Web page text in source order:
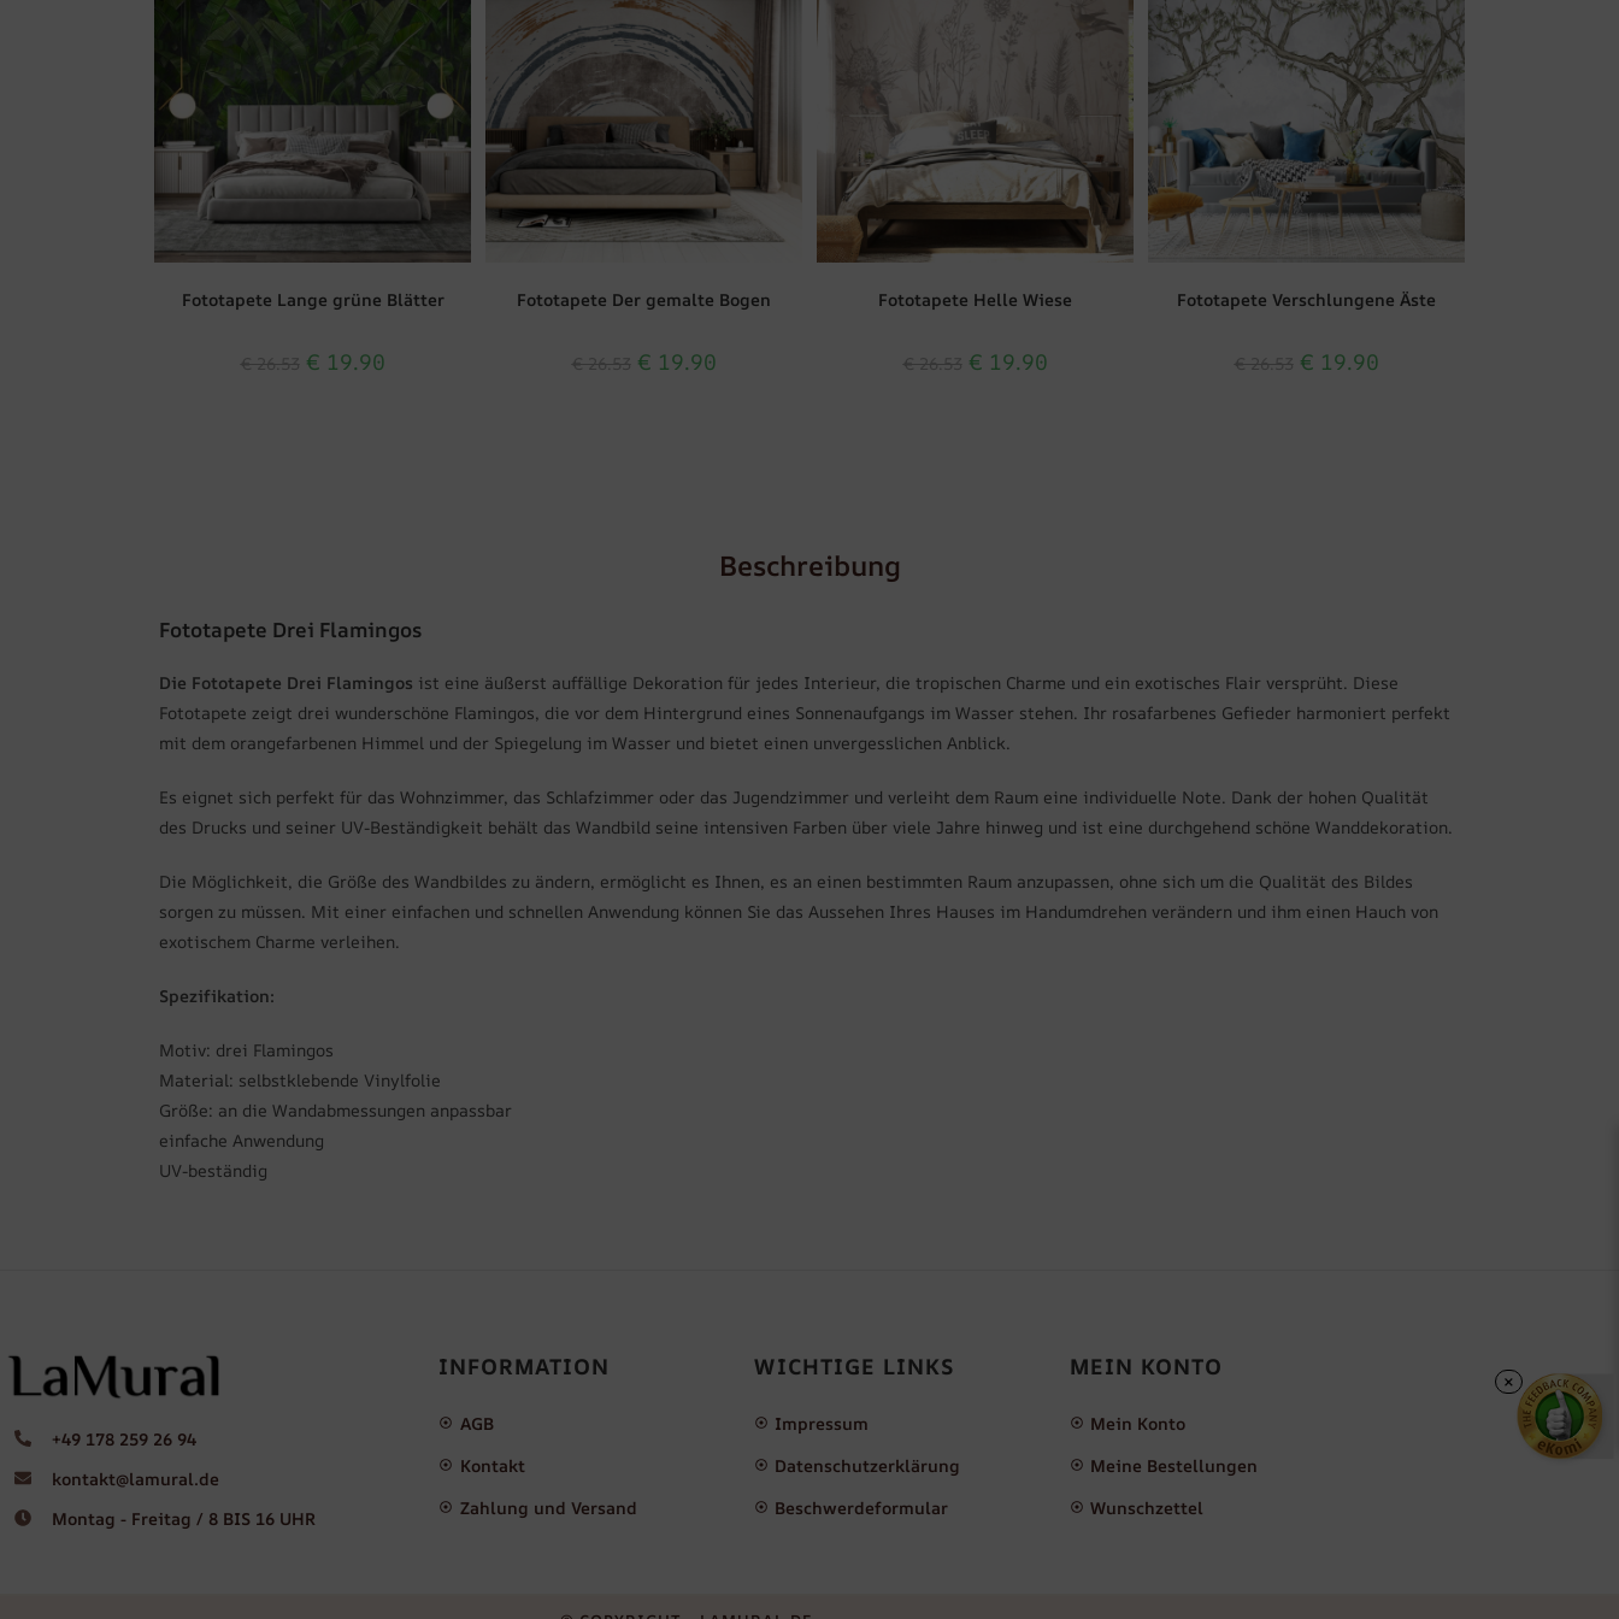
Fototapete Lange grüne Blätter
€ 19.90
Fototapete Der gemalte Bogen
€ 19.90
Fototapete Helle Wiese
€ 19.90
Fototapete Verschlungene Äste
€ 19.90
Beschreibung
Fototapete Drei Flamingos
Die Fototapete Drei Flamingos ist eine äußerst auffällige Dekoration für jedes Interieur, die tropischen Charme und ein exotisches Flair versprüht. Diese
Fototapete zeigt drei wunderschöne Flamingos, die vor dem Hintergrund eines Sonnenaufgangs im Wasser stehen. Ihr rosafarbenes Gefieder harmoniert perfekt
mit dem orangefarbenen Himmel und der Spiegelung im Wasser und bietet einen unvergesslichen Anblick.
Es eignet sich perfekt für das Wohnzimmer, das Schlafzimmer oder das Jugendzimmer und verleiht dem Raum eine individuelle Note. Dank der hohen Qualität
des Drucks und seiner UV-Beständigkeit behält das Wandbild seine intensiven Farben über viele Jahre hinweg und ist eine durchgehend schöne Wanddekoration.
Die Möglichkeit, die Größe des Wandbildes zu ändern, ermöglicht es Ihnen, es an einen bestimmten Raum anzupassen, ohne sich um die Qualität des Bildes
sorgen zu müssen. Mit einer einfachen und schnellen Anwendung können Sie das Aussehen Ihres Hauses im Handumdrehen verändern und ihm einen Hauch von
exotischem Charme verleihen.
Spezifikation:
Motiv: drei Flamingos
Material: selbstklebende Vinylfolie
Größe: an die Wandabmessungen anpassbar
einfache Anwendung
UV-beständig
+49 178 259 26 94
kontakt@lamural.de
Montag - Freitag / 8 BIS 16 UHR
INFORMATION
AGB
Kontakt
Zahlung und Versand
WICHTIGE LINKS
Impressum
Datenschutzerklärung
Beschwerdeformular
MEIN KONTO
Mein Konto
Meine Bestellungen
Wunschzettel
×